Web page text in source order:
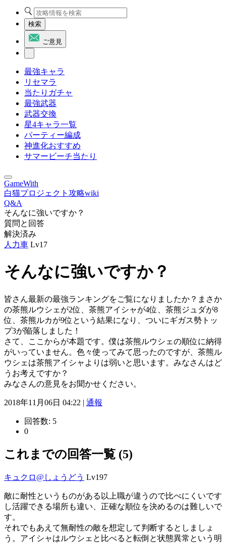
検索
ご意見
最強キャラ
リセマラ
当たりガチャ
最強武器
武器交換
星4キャラ一覧
パーティー編成
神進化おすすめ
サマービーチ当たり
GameWith
白猫プロジェクト攻略wiki
Q&A
そんなに強いですか？
質問と回答
解決済み
人力車 Lv17
そんなに強いですか？
皆さん最新の最強ランキングをご覧になりましたか？まさか
の茶熊ルウシェが2位、茶熊アイシャが4位、茶熊ジュダが8
位、茶熊ルカが9位という結果になり、ついにギガス勢トッ
プ3が陥落しました！
さて、ここからが本題です。僕は茶熊ルウシェの順位に納得
がいっていません。色々使ってみて思ったのですが、茶熊ル
ウシェは茶熊アイシャよりは弱いと思います。みなさんはど
うお考えですか？
みなさんの意見をお聞かせください。
2018年11月06日 04:22 | 通報
回答数: 5
0
これまでの回答一覧 (5)
キュクロ@しょうどう Lv197
敵に耐性というものがある以上職が違うので比べにくいです
し活躍できる場所も違い、正確な順位を決めるのは難しいで
す。
それでもあえて無耐性の敵を想定して判断するとしましょ
う。アイシャはルウシェと比べると転倒と状態異常という明